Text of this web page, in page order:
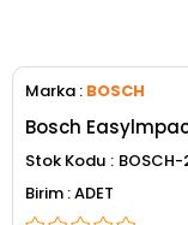
Marka : BOSCH
Bosch
Stok Kodu
ADET